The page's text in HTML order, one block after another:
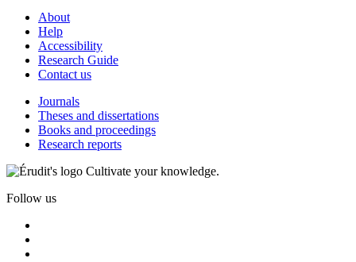
About
Help
Accessibility
Research Guide
Contact us
Journals
Theses and dissertations
Books and proceedings
Research reports
Cultivate your knowledge.
Follow us